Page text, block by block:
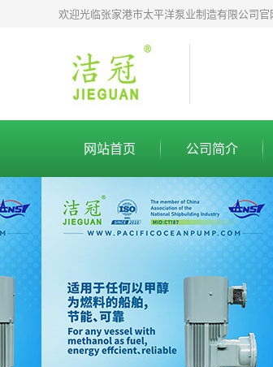
欢迎光临张家港市太平洋泵业制造有限公司官
网站首页 公司简介